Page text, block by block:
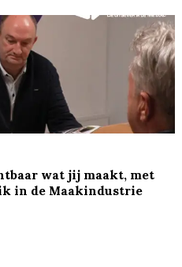
wat jij maakt, met
in de Maakindustrie